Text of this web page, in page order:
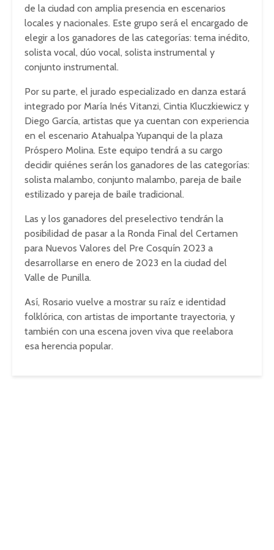
de la ciudad con amplia presencia en escenarios
locales y nacionales. Este grupo será el encargado de
elegir a los ganadores de las categorías: tema inédito,
solista vocal, dúo vocal, solista instrumental y
conjunto instrumental.
Por su parte, el jurado especializado en danza estará
integrado por María Inés Vitanzi, Cintia Kluczkiewicz y
Diego García, artistas que ya cuentan con experiencia
en el escenario Atahualpa Yupanqui de la plaza
Próspero Molina. Este equipo tendrá a su cargo
decidir quiénes serán los ganadores de las categorías:
solista malambo, conjunto malambo, pareja de baile
estilizado y pareja de baile tradicional.
Las y los ganadores del preselectivo tendrán la
posibilidad de pasar a la Ronda Final del Certamen
para Nuevos Valores del Pre Cosquín 2023 a
desarrollarse en enero de 2023 en la ciudad del
Valle de Punilla.
Así, Rosario vuelve a mostrar su raíz e identidad
folklórica, con artistas de importante trayectoria, y
también con una escena joven viva que reelabora
esa herencia popular.